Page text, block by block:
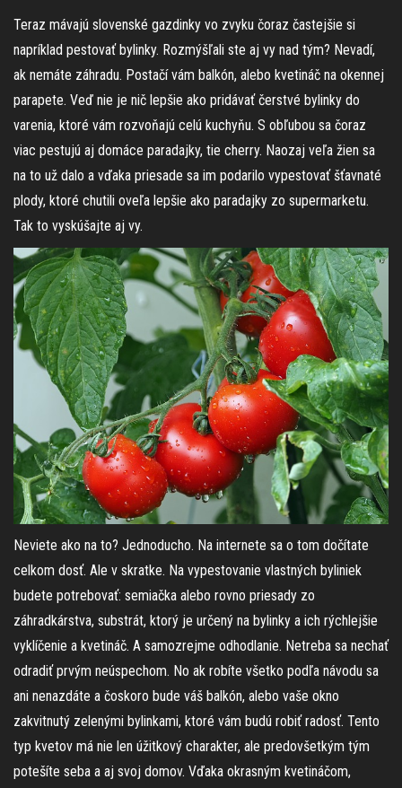
Teraz mávajú slovenské gazdinky vo zvyku čoraz častejšie si
napríklad pestovať bylinky. Rozmýšľali ste aj vy nad tým? Nevadí,
ak nemáte záhradu. Postačí vám balkón, alebo kvetináč na okennej
parapete. Veď nie je nič lepšie ako pridávať čerstvé bylinky do
varenia, ktoré vám rozvoňajú celú kuchyňu. S obľubou sa čoraz
viac pestujú aj domáce paradajky, tie cherry. Naozaj veľa žien sa
na to už dalo a vďaka priesade sa im podarilo vypestovať šťavnaté
plody, ktoré chutili oveľa lepšie ako paradajky zo supermarketu.
Tak to vyskúšajte aj vy.
Neviete ako na to? Jednoducho. Na internete sa o tom dočítate
celkom dosť. Ale v skratke. Na vypestovanie vlastných byliniek
budete potrebovať: semiačka alebo rovno priesady zo
záhradkárstva, substrát, ktorý je určený na bylinky a ich rýchlejšie
vyklíčenie a kvetináč. A samozrejme odhodlanie. Netreba sa nechať
odradiť prvým neúspechom. No ak robíte všetko podľa návodu sa
ani nenazdáte a čoskoro bude váš balkón, alebo vaše okno
zakvitnutý zelenými bylinkami, ktoré vám budú robiť radosť. Tento
typ kvetov má nie len úžitkový charakter, ale predovšetkým tým
potešíte seba a aj svoj domov. Vďaka okrasným kvetináčom,